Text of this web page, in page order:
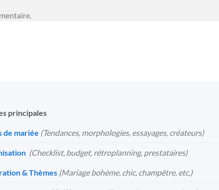
principales
de mariée (Tendances, morphologies, essayages, créateurs)
(Checklist, budget, rétroplanning, prestataires)
& Thèmes (Mariage bohème, chic, champêtre, etc.)